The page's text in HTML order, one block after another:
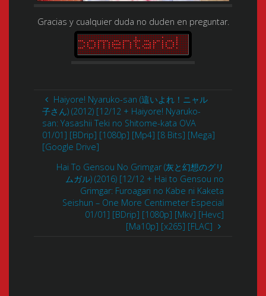
Gracias y cualquier duda no duden en preguntar.
Haiyore! Nyaruko-san (這いよれ！ニャル
子さん) (2012) [12/12 + Haiyore! Nyaruko-
san: Yasashii Teki no Shitome-kata OVA
01/01] [BDrip] [1080p] [Mp4] [8 Bits] [Mega]
[Google Drive]
Hai To Gensou No Grimgar (灰と幻想のグリ
ムガル) (2016) [12/12 + Hai to Gensou no
Grimgar: Furoagari no Kabe ni Kaketa
Seishun – One More Centimeter Especial
01/01] [BDrip] [1080p] [Mkv] [Hevc]
[Ma10p] [x265] [FLAC]